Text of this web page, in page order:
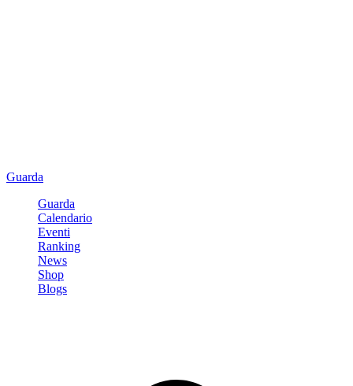
Guarda
Guarda
Calendario
Eventi
Ranking
News
Shop
Blogs